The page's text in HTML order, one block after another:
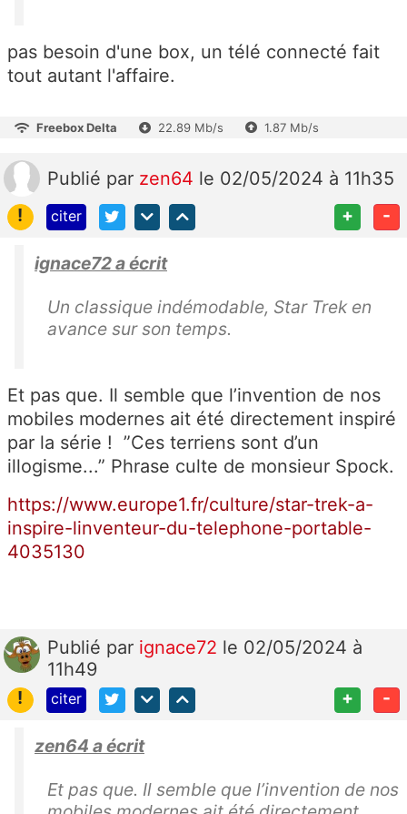
pas besoin d'une box, un télé connecté fait
tout autant l'affaire.
Freebox Delta 22.89 Mb/s 1.87 Mb/s
Publié par zen64 le 02/05/2024 à 11h35
!
citer + -
ignace72 a écrit
Un classique indémodable, Star Trek en
avance sur son temps.
Et pas que. Il semble que l’invention de nos
mobiles modernes ait été directement inspiré
par la série ! ”Ces terriens sont d’un
illogisme...” Phrase culte de monsieur Spock.
https://www.europe1.fr/culture/star-trek-a-
inspire-linventeur-du-telephone-portable-
4035130
Publié par ignace72 le 02/05/2024 à
11h49
!
citer + -
zen64 a écrit
Et pas que. Il semble que l’invention de nos